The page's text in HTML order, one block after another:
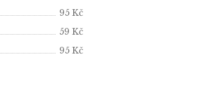
95 Kč
59 Kč
95 Kč